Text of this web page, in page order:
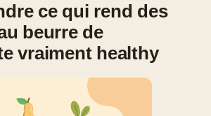
ce qui rend des
beurre de
vraiment healthy